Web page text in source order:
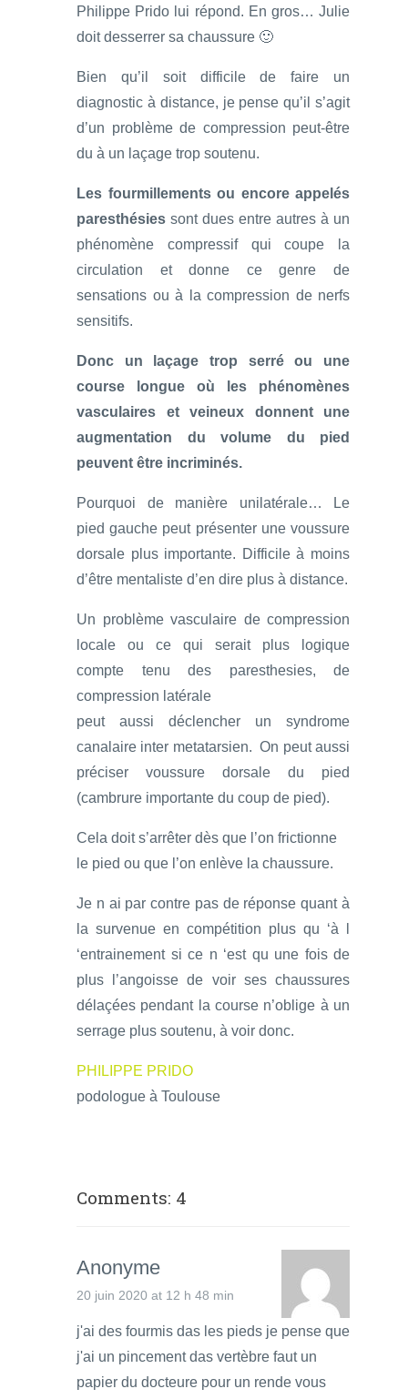
Philippe Prido lui répond. En gros… Julie
doit desserrer sa chaussure 🙂
Bien qu’il soit difficile de faire un
diagnostic à distance, je pense qu’il s’agit
d’un problème de compression peut-être
du à un laçage trop soutenu.
Les fourmillements ou encore appelés
paresthésies sont dues entre autres à un
phénomène compressif qui coupe la
circulation et donne ce genre de
sensations ou à la compression de nerfs
sensitifs.
Donc un laçage trop serré ou une
course longue où les phénomènes
vasculaires et veineux donnent une
augmentation du volume du pied
peuvent être incriminés.
Pourquoi de manière unilatérale… Le
pied gauche peut présenter une voussure
dorsale plus importante. Difficile à moins
d’être mentaliste d’en dire plus à distance.
Un problème vasculaire de compression
locale ou ce qui serait plus logique
compte tenu des paresthesies, de
compression latérale
peut aussi déclencher un syndrome
canalaire inter metatarsien. On peut aussi
préciser voussure dorsale du pied
(cambrure importante du coup de pied).
Cela doit s’arrêter dès que l’on frictionne
le pied ou que l’on enlève la chaussure.
Je n ai par contre pas de réponse quant à
la survenue en compétition plus qu ‘à l
‘entrainement si ce n ‘est qu une fois de
plus l’angoisse de voir ses chaussures
délaçées pendant la course n’oblige à un
serrage plus soutenu, à voir donc.
PHILIPPE PRIDO
podologue à Toulouse
Comments: 4
Anonyme
20 juin 2020 at 12 h 48 min
j'ai des fourmis das les pieds je pense que
j'ai un pincement das vertèbre faut un
papier du docteure pour un rende vous